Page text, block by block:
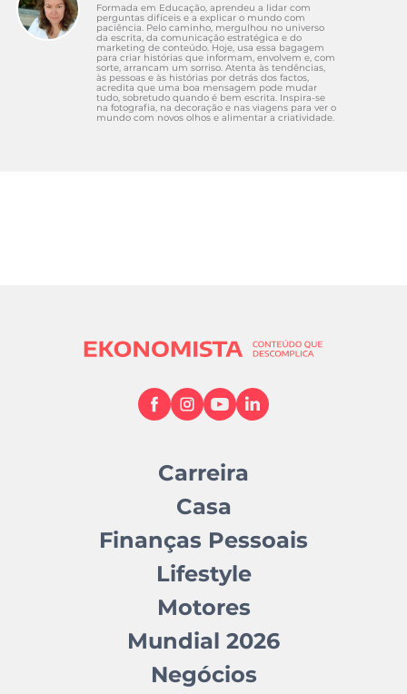
Formada em Educação, aprendeu a lidar com
perguntas difíceis e a explicar o mundo com
paciência. Pelo caminho, mergulhou no universo
da escrita, da comunicação estratégica e do
marketing de conteúdo. Hoje, usa essa bagagem
para criar histórias que informam, envolvem e, com
sorte, arrancam um sorriso. Atenta às tendências,
às pessoas e às histórias por detrás dos factos,
acredita que uma boa mensagem pode mudar
tudo, sobretudo quando é bem escrita. Inspira-se
na fotografia, na decoração e nas viagens para ver o
mundo com novos olhos e alimentar a criatividade.
Carreira
Casa
Finanças Pessoais
Lifestyle
Motores
Mundial 2026
Negócios